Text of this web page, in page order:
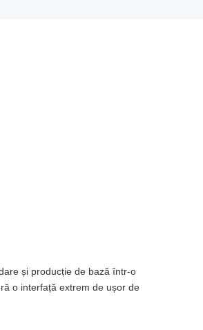
și producție de bază într-o
o interfață extrem de ușor de